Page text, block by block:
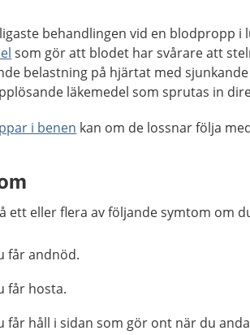
behandlingen vid en blodpropp i
som gör att blodet har svårare att
belastning på hjärtat med
läkemedel som sprutas in
i benen kan om de lossnar följa
ett eller flera av följande symtom om
får andnöd.
får hosta.
får håll i sidan som gör ont när du